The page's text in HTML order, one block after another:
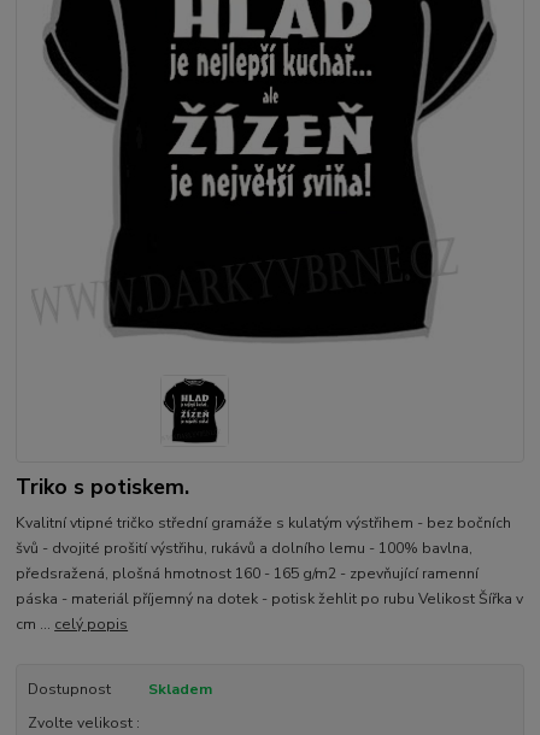
Triko s potiskem.
Kvalitní vtipné tričko střední gramáže s kulatým výstřihem - bez bočních
švů - dvojité prošití výstřihu, rukávů a dolního lemu - 100% bavlna,
předsražená, plošná hmotnost 160 - 165 g/m2 - zpevňující ramenní
páska - materiál příjemný na dotek - potisk žehlit po rubu Velikost Šířka v
cm ... celý popis
Dostupnost
Skladem
Zvolte velikost :